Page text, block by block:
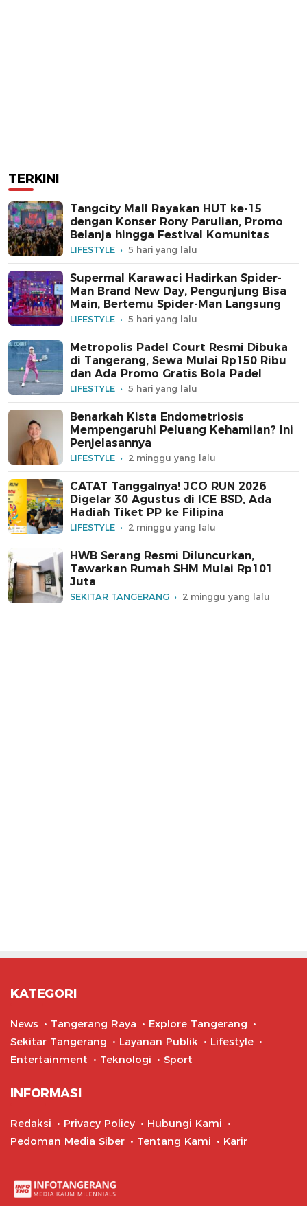
TERKINI
Tangcity Mall Rayakan HUT ke-15
dengan Konser Rony Parulian, Promo
Belanja hingga Festival Komunitas
LIFESTYLE 5 hari yang lalu
Supermal Karawaci Hadirkan Spider-
Man Brand New Day, Pengunjung Bisa
Main, Bertemu Spider-Man Langsung
LIFESTYLE 5 hari yang lalu
Metropolis Padel Court Resmi Dibuka
di Tangerang, Sewa Mulai Rp150 Ribu
dan Ada Promo Gratis Bola Padel
LIFESTYLE 5 hari yang lalu
Benarkah Kista Endometriosis
Mempengaruhi Peluang Kehamilan? Ini
Penjelasannya
LIFESTYLE 2 minggu yang lalu
CATAT Tanggalnya! JCO RUN 2026
Digelar 30 Agustus di ICE BSD, Ada
Hadiah Tiket PP ke Filipina
LIFESTYLE 2 minggu yang lalu
HWB Serang Resmi Diluncurkan,
Tawarkan Rumah SHM Mulai Rp101
Juta
SEKITAR TANGERANG 2 minggu yang lalu
KATEGORI
News Tangerang Raya
Explore Tangerang
Sekitar Tangerang
Layanan Publik
Lifestyle
Entertainment
Teknologi Sport
INFORMASI
Redaksi Privacy Policy
Hubungi Kami
Pedoman Media Siber
Tentang Kami Karir